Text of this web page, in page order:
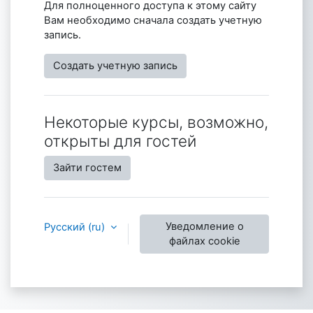
Для полноценного доступа к этому сайту
Вам необходимо сначала создать учетную
запись.
Создать учетную запись
Некоторые курсы, возможно,
открыты для гостей
Зайти гостем
Русский ‎(ru)‎
Уведомление о
файлах cookie